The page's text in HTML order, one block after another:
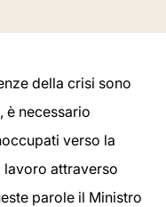
della crisi sono
è necessario
verso la
attraverso
parole il Ministro